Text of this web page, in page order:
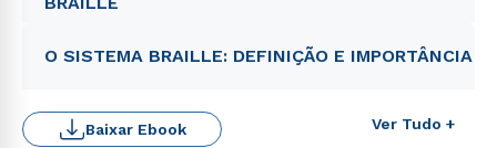
O SISTEMA BRAILLE: DEFINIÇÃO E IMPORTÂNCIA
Ver Tudo +
Baixar Ebook